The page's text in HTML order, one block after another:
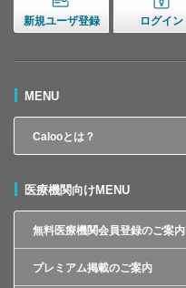
新規ユーザ登録 ログイン
MENU
Calooとは？
医療機関向けMENU
無料医療機関会員登録のご案内
プレミアム掲載のご案内